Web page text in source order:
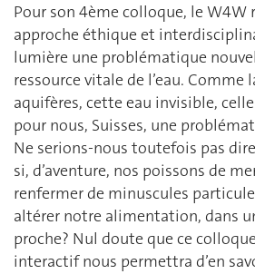
Pour son 4ème colloque, le W4W
approche éthique et
lumière une problématique
ressource vitale de l’eau.
aquifères, cette eau invisible,
pour nous, Suisses, une
Ne serions-nous toutefois pas
si, d’aventure, nos poissons de
renfermer de minuscules
altérer notre alimentation, dans
proche? Nul doute que ce
interactif nous permettra d’en